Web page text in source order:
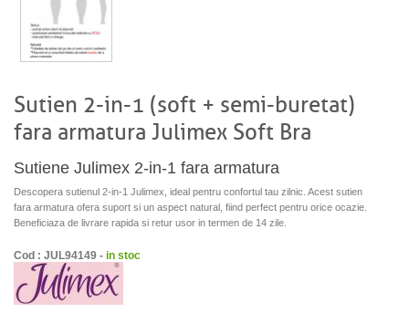
Sutien 2-in-1 (soft + semi-buretat)
fara armatura Julimex Soft Bra
Sutiene Julimex 2-in-1 fara armatura
Descopera sutienul 2-in-1 Julimex, ideal pentru confortul tau zilnic. Acest sutien
fara armatura ofera suport si un aspect natural, fiind perfect pentru orice ocazie.
Beneficiaza de livrare rapida si retur usor in termen de 14 zile.
Cod : JUL94149 - in stoc